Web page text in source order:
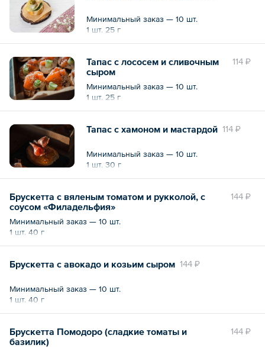
Минимальный заказ — 10 шт.
1 шт. 25 г
114 ₽
Тапас с лососем и сливочным
сыром
Минимальный заказ — 10 шт.
1 шт. 25 г
114 ₽
Тапас с хамоном и мастардой
Минимальный заказ — 10 шт.
1 шт. 30 г
144 ₽
Брускетта с вяленым томатом и рукколой, с
соусом «Филадельфия»
Минимальный заказ — 10 шт.
1 шт. 40 г
144 ₽
Брускетта с авокадо и козьим сыром
Минимальный заказ — 10 шт.
1 шт. 40 г
144 ₽
Брускетта Помодоро (сладкие томаты и
базилик)